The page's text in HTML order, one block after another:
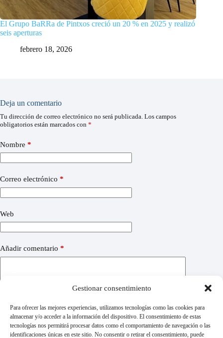
Gestionar consentimiento
Para ofrecer las mejores experiencias, utilizamos tecnologías como las cookies para
almacenar y/o acceder a la información del dispositivo. El consentimiento de estas
tecnologías nos permitirá procesar datos como el comportamiento de navegación o las
identificaciones únicas en este sitio. No consentir o retirar el consentimiento, puede
El Grupo BaRRa de Pintxos creció un 20 % en 2025 y realizó
seis aperturas
febrero 18, 2026
Deja un comentario
Tu dirección de correo electrónico no será publicada. Los campos
obligatorios están marcados con *
Nombre *
Correo electrónico *
Web
Añadir comentario *